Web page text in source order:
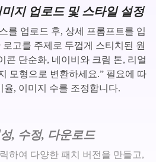
지 업로드 및 스타일 설정
를 업로드 후, 상세 프롬프트를 입
고를 주제로 두껍게 스티치된 원
콘 단순화, 네이비와 크림 톤, 리얼
모형으로 변환하세요.” 필요에 따
율, 이미지 수를 조정합니다.
, 수정, 다운로드
하여 다양한 패치 버전을 만들고,